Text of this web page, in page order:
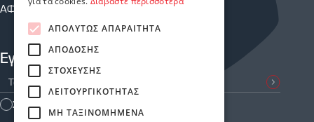
Εγγραφείτε στο Newsletter μας
Συμφωνώ με τους
ΑΦΜ: 800574464
ΑΠΟΛΎΤΩΣ ΑΠΑΡΑΊΤΗΤΑ
ΑΠΌΔΟΣΗΣ
ΣΤΌΧΕΥΣΗΣ
ΛΕΙΤΟΥΡΓΙΚΌΤΗΤΑΣ
ΜΗ ΤΑΞΙΝΟΜΗΜΈΝΑ